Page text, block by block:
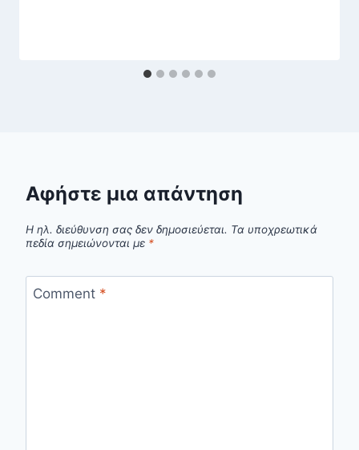
Αφήστε μια απάντηση
Η ηλ. διεύθυνση σας δεν δημοσιεύεται. Τα υποχρεωτικά
πεδία σημειώνονται με *
Comment *